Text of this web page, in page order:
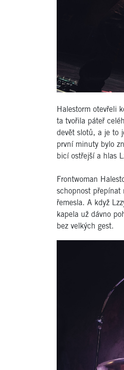
Halestorm otevřeli
ta tvořila páteř
devět slotů, a je to
první minuty bylo
bicí ostřejší a hlas
Frontwoman
schopnost přepínat
řemesla. A když
kapela už dávno
bez velkých gest.